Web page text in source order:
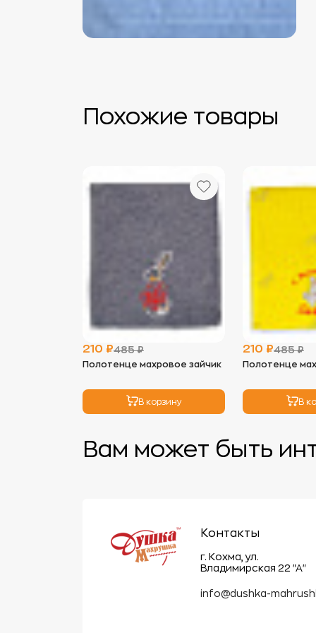
Похожие товары
210 ₽485 ₽
Полотенце махровое зайчик
В корзину
210 ₽485 ₽
Полотенце
В
Вам может быть
Контакты
г. Кохма, ул.
Владимирская 22 "А"
info@dushka-